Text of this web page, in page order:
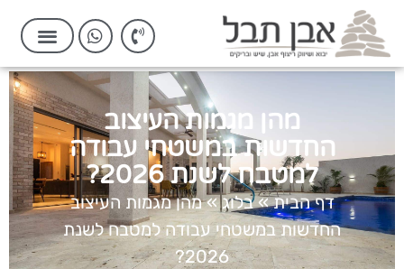
מהן מגמות העיצוב
החדשות במשטחי עבודה
למטבח לשנת 2026?
דף הבית»בלוג»מהן מגמות העיצוב
החדשות במשטחי עבודה למטבח לשנת
2026?